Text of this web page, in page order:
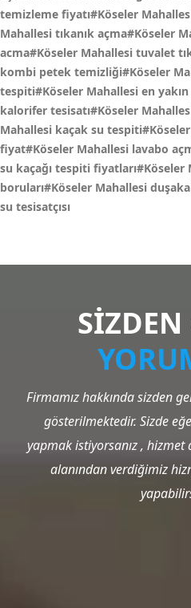
temizleme fiyatı#Köseler
Mahallesi tıkanık açma#Köseler
acma#Köseler Mahallesi tuvalet
kombi petek temizliği#Köseler
tespiti#Köseler Mahallesi en
kalorifer tesisatı#Köseler
Mahallesi kaçak su
fiyat#Köseler Mahallesi lavabo
su kaçağı tespiti fiyatları#Köseler
boruları#Köseler Mahallesi
su tesisatçısı
SİZDEN
Firmamız hakkında sizden
gösterilmektedir. Sizde
yapmak istiyorsanız ,
alanından verdiğimiz